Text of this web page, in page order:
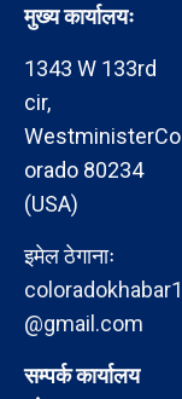
मुख्य कार्यालयः
1343 W 133rd
cir,
WestministerCol
orado 80234
(USA)
इमेल ठेगानाः
coloradokhabar1
@gmail.com
सम्पर्क कार्यालय